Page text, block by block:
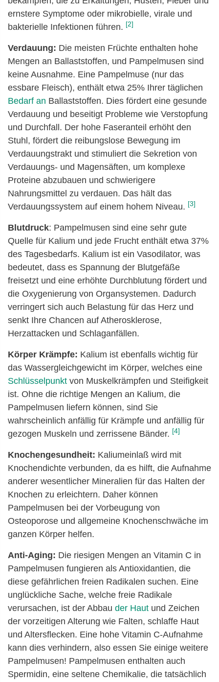
ernstere Symptome oder mikrobielle, virale und
bakterielle Infektionen führen. [2]
Verdauung: Die meisten Früchte enthalten hohe
Mengen an Ballaststoffen, und Pampelmusen sind
keine Ausnahme. Eine Pampelmuse (nur das
essbare Fleisch), enthält etwa 25% Ihrer täglichen
Bedarf an Ballaststoffen. Dies fördert eine gesunde
Verdauung und beseitigt Probleme wie Verstopfung
und Durchfall. Der hohe Faseranteil erhöht den
Stuhl, fördert die reibungslose Bewegung im
Verdauungstrakt und stimuliert die Sekretion von
Verdauungs- und Magensäften, um komplexe
Proteine abzubauen und schwierigere
Nahrungsmittel zu verdauen. Das hält das
Verdauungssystem auf einem hohem Niveau. [3]
Blutdruck: Pampelmusen sind eine sehr gute
Quelle für Kalium und jede Frucht enthält etwa 37%
des Tagesbedarfs. Kalium ist ein Vasodilator, was
bedeutet, dass es Spannung der Blutgefäße
freisetzt und eine erhöhte Durchblutung fördert und
die Oxygenierung von Organsystemen. Dadurch
verringert sich auch Belastung für das Herz und
senkt Ihre Chancen auf Atherosklerose,
Herzattacken und Schlaganfällen.
Körper Krämpfe: Kalium ist ebenfalls wichtig für
das Wassergleichgewicht im Körper, welches eine
Schlüsselpunkt von Muskelkrämpfen und Steifigkeit
ist. Ohne die richtige Mengen an Kalium, die
Pampelmusen liefern können, sind Sie
wahrscheinlich anfällig für Krämpfe und anfällig für
gezogen Muskeln und zerrissene Bänder. [4]
Knochengesundheit: Kaliumeinlaß wird mit
Knochendichte verbunden, da es hilft, die Aufnahme
anderer wesentlicher Mineralien für das Halten der
Knochen zu erleichtern. Daher können
Pampelmusen bei der Vorbeugung von
Osteoporose und allgemeine Knochenschwäche im
ganzen Körper helfen.
Anti-Aging: Die riesigen Mengen an Vitamin C in
Pampelmusen fungieren als Antioxidantien, die
diese gefährlichen freien Radikalen suchen. Eine
unglückliche Sache, welche freie Radikale
verursachen, ist der Abbau der Haut und Zeichen
der vorzeitigen Alterung wie Falten, schlaffe Haut
und Altersflecken. Eine hohe Vitamin C-Aufnahme
kann dies verhindern, also essen Sie einige weitere
Pampelmusen! Pampelmusen enthalten auch
Spermidin, eine seltene Chemikalie, die tatsächlich